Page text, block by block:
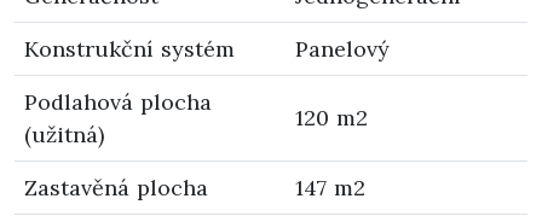
Konstrukční systém
Panelový
Podlahová plocha
(užitná)
120 m2
Zastavěná plocha
147 m2